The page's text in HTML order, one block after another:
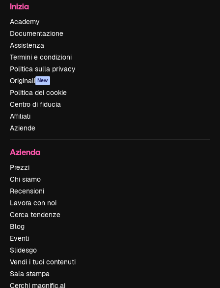
Inizia
Academy
Documentazione
Assistenza
Termini e condizioni
Politica sulla privacy
Originali New
Politica dei cookie
Centro di fiducia
Affiliati
Aziende
Azienda
Prezzi
Chi siamo
Recensioni
Lavora con noi
Cerca tendenze
Blog
Eventi
Slidesgo
Vendi i tuoi contenuti
Sala stampa
Cerchi magnific.ai